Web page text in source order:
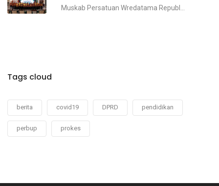
Muskab Persatuan Wredatama Republ...
Tags cloud
berita covid19 DPRD pendidikan
perbup prokes